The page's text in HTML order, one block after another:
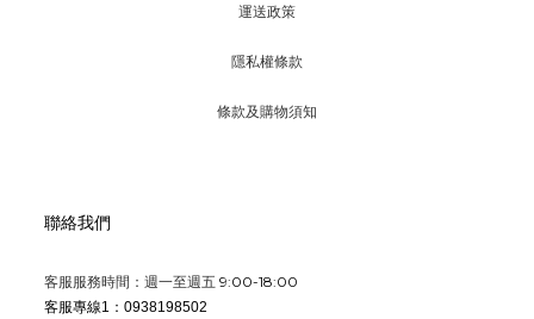
運送政策
隱私權條款
條款及購物須知
聯絡我們
客服服務時間：週一至週五 9:00-18:00
客服專線1：0938198502